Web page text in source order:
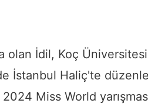
olan İdil, Koç
İstanbul Haliç'te
Miss World